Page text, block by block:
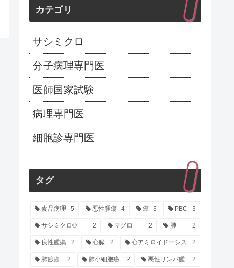
カテゴリ
サシミクロ
分子病理専門医
医師国家試験
病理専門医
細胞診専門医
タグ
食品病理 5 悪性腫瘍 4 癌 3 PBC 3
サシミクロ® 2 マグロ 2 肺 2
良性腫瘍 2 心臓 2 心アミロイドーシス 2
肺腺癌 2 肺小細胞癌 2 悪性リンパ腫 2